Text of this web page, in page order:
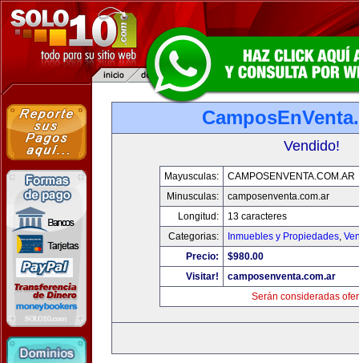
Vendido!
Mayusculas:
CAMPOSENVENTA.COM.AR
Minusculas:
camposenventa.com.ar
Longitud:
13 caracteres
Categorias:
Inmuebles y Propiedades,
Precio:
$980.00
Visitar!
camposenventa.com.ar
Serán consideradas